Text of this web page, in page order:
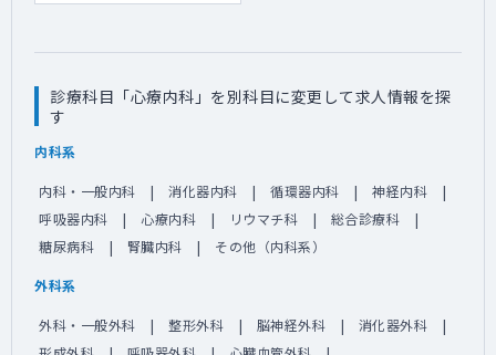
診療科目「心療内科」を別科目に変更して求人情報を探
す
内科系
内科・一般内科 消化器内科 循環器内科
神経内科
呼吸器内科
心療内科 リウマチ科
総合診療科
糖尿病科
腎臓内科 その他（内科系）
外科系
外科・一般外科 整形外科 脳神経外科
消化器外科